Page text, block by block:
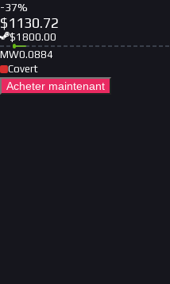
-37%
$1130.72
$1800.00
MW0.0884
Covert
Acheter maintenant